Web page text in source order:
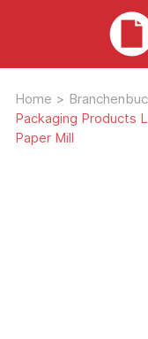
Home >
Packaging Products
Paper Mill